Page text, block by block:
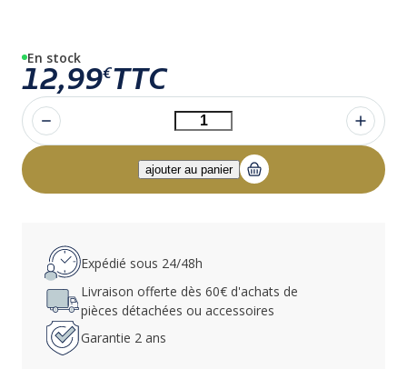
En stock
12,99€TTC
Expédié sous 24/48h
Livraison offerte dès 60€ d'achats de
pièces détachées ou accessoires
Garantie 2 ans